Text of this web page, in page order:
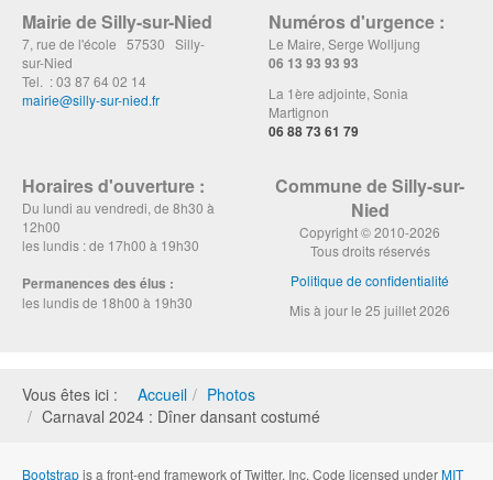
Mairie de Silly-sur-Nied
7, rue de l'école 57530 Silly-
sur-Nied
Tel. : 03 87 64 02 14
mairie@silly-sur-nied.fr
Numéros d'urgence :
Le Maire, Serge Wolljung
06 13 93 93 93
La 1ère adjointe, Sonia
Martignon
06 88 73 61 79
Horaires d'ouverture :
Du lundi au vendredi, de 8h30 à
12h00
les lundis : de 17h00 à 19h30
Permanences des élus :
les lundis de 18h00 à 19h30
Commune de Silly-sur-
Nied
Copyright © 2010-2026
Tous droits réservés
Politique de confidentialité
Mis à jour le 25 juillet 2026
Vous êtes ici : Accueil
Photos
Carnaval 2024 : Dîner dansant costumé
Bootstrapis a front-end framework of Twitter, Inc. Code licensed underMIT